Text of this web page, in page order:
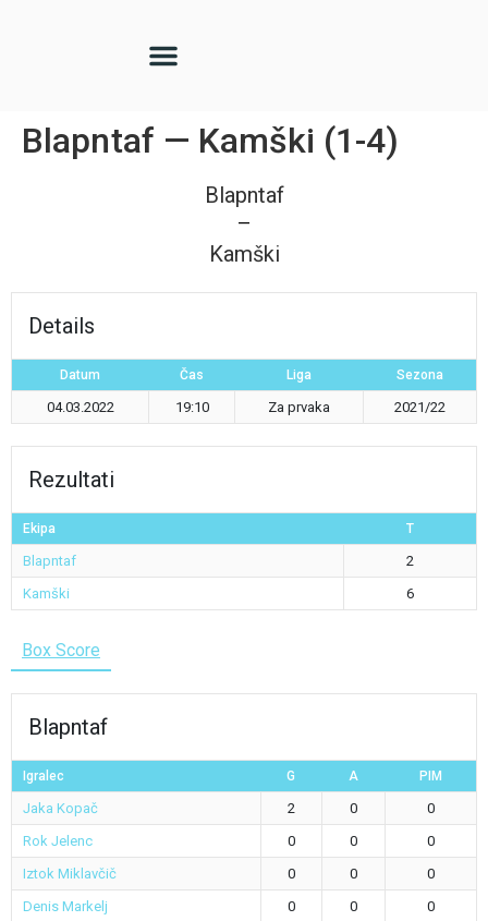
Blapntaf — Kamški (1-4)
Blapntaf
—
Kamški
Details
Datum Čas Liga Sezona
04.03.2022 19:10 Za prvaka 2021/22
Rezultati
Ekipa T
Blapntaf
2
Kamški
6
Box Score
Blapntaf
Igralec G A PIM
Jaka Kopač 2 0
0
Rok Jelenc
0 0
0
Iztok Miklavčič
0 0
0
Denis Markelj
0 0
0